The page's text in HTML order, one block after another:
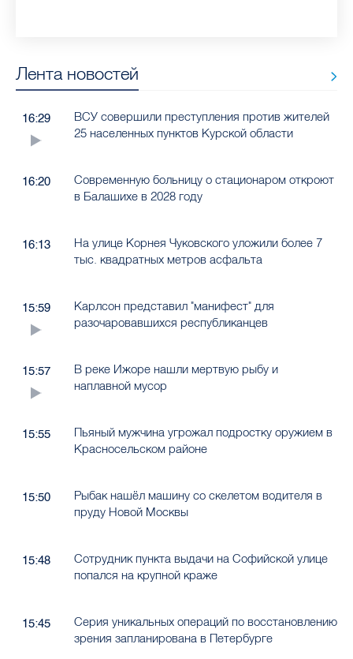
Лента новостей
16:29
ВСУ совершили преступления против жителей
25 населенных пунктов Курской области
16:20
Современную больницу о стационаром откроют
в Балашихе в 2028 году
16:13
На улице Корнея Чуковского уложили более 7
тыс. квадратных метров асфальта
15:59
Карлсон представил "манифест" для
разочаровавшихся республиканцев
15:57
В реке Ижоре нашли мертвую рыбу и
наплавной мусор
15:55
Пьяный мужчина угрожал подростку оружием в
Красносельском районе
15:50
Рыбак нашёл машину со скелетом водителя в
пруду Новой Москвы
15:48
Сотрудник пункта выдачи на Софийской улице
попался на крупной краже
15:45
Серия уникальных операций по восстановлению
зрения запланирована в Петербурге